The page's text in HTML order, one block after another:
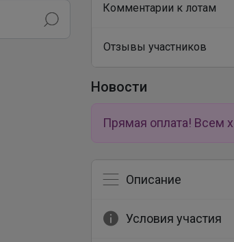
Комментарии к лотам
Отзывы участников
Новости
Прямая оплата! Всем
Описание
Условия участия